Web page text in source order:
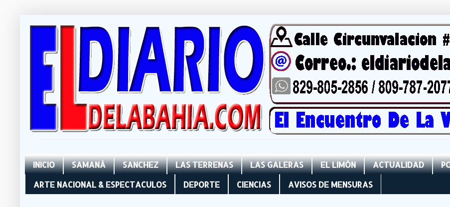
INICIO SAMANÁ SANCHEZ LAS TERRENAS LAS GALERAS EL LIMÓN ACTUALIDAD
ARTE NACIONAL & ESPECTACULOS
DEPORTE CIENCIAS AVISOS DE MENSURAS